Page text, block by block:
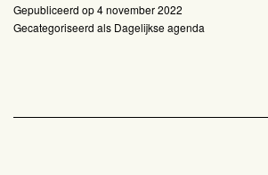
6
november
Gepubliceerd op4 november 2022
Gecategoriseerd als Dagelijkse agenda